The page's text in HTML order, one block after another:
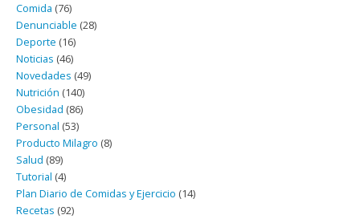
Comida (76)
Denunciable (28)
Deporte (16)
Noticias (46)
Novedades (49)
Nutrición (140)
Obesidad (86)
Personal (53)
Producto Milagro (8)
Salud (89)
Tutorial (4)
Plan Diario de Comidas y Ejercicio (14)
Recetas (92)